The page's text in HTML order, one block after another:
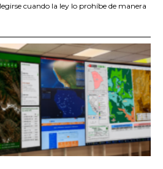
cuando la ley lo prohíbe de manera